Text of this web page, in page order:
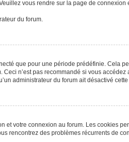
vous rendre sur la page de connexion
du forum.
que pour une période prédéfinie. Cela
n’est pas recommandé si vous
administrateur du forum ait désactivé cette
votre connexion au forum. Les cookies
rencontrez des problèmes récurrents de